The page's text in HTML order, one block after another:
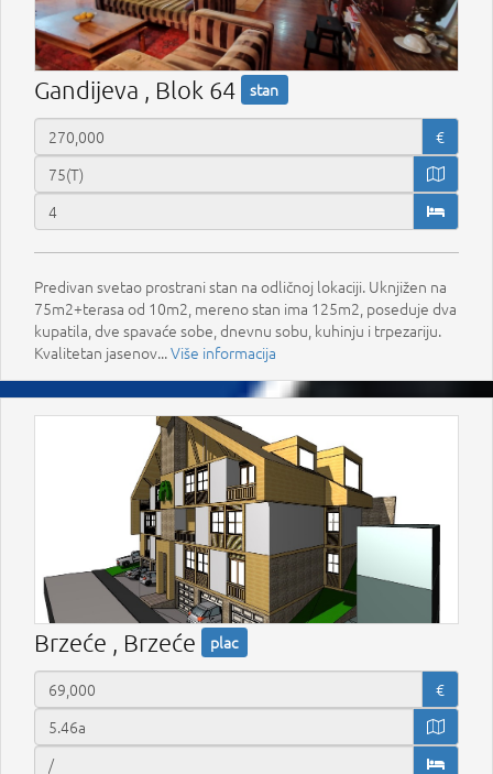
Gandijeva , Blok 64 stan
€
Predivan svetao prostrani stan na odličnoj lokaciji. Uknjižen na
75m2+terasa od 10m2, mereno stan ima 125m2, poseduje dva
kupatila, dve spavaće sobe, dnevnu sobu, kuhinju i trpezariju.
Kvalitetan jasenov...Više informacija
Brzeće , Brzeće plac
€